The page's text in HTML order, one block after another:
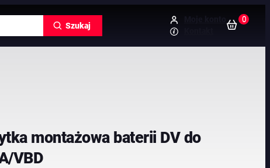
Szukaj
0
montażowa baterii DV do
VBD